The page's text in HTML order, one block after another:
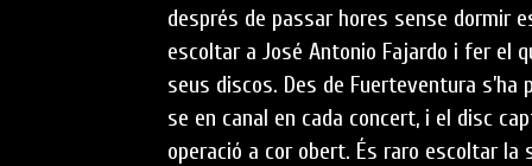
després de passar hores sense dormir
escoltar a José Antonio Fajardo i fer el
seus discos. Des de Fuerteventura
se en canal en cada concert, i el disc
operació a cor obert. És raro escoltar la